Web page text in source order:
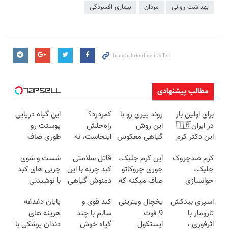
بهداشت روانی مردان بیماری افسردگی
مطالب پیشنهادی
برای اولین بار
در ایران🇮🇷
این دکتر کرم
روزه ساخت!
روند پیری رو با
این روش
گیاهی معکوس
کمردرد؟
راه‌حلش
اینجاست، نه
این گیاه دریایی
پوستت رو
طوری صاف
20سال جوون
شدی🔥
کرم ضدچروک
جلبک،
جوانسازی
شما40%تخفیف
این کرم جلبک،
جوری چروکاتو
صاف میکنه که
کردی!(تخفیف
ویژه)
قاتل سلامتی
کبد چربه با این
دمنوش گیاهی
شست و شوی
چربی های کبد
با نوشیدنی
اسپری بیدکش
تارومار با
اثرفوری ،
یخچال ویترینی
9 فوت
ایستکول
کبد قوی و
سالم با چند
گیاه خوش
پایان دغدغه
هزینه های
دندان پزشکی با